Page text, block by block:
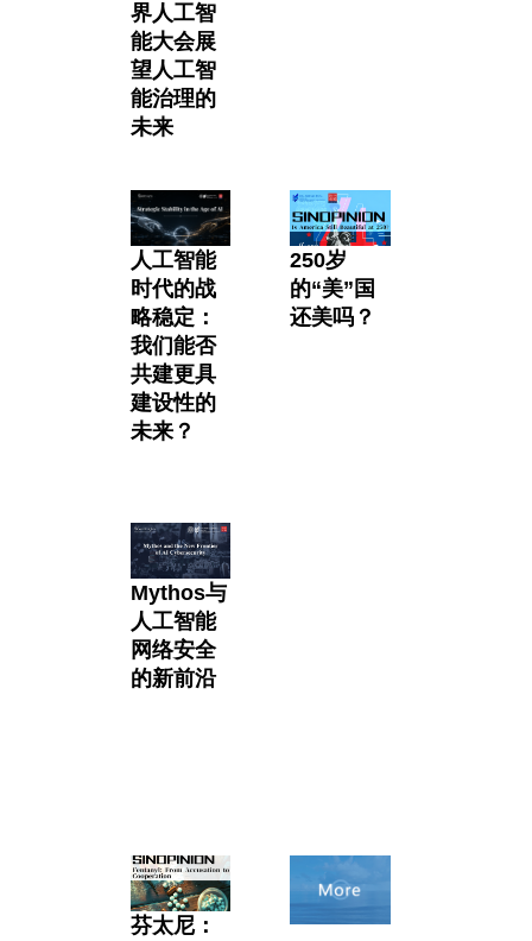
界人工智
能大会展
望人工智
能治理的
未来
人工智能
时代的战
略稳定：
我们能否
共建更具
建设性的
未来？
250岁
的“美”国
还美吗？
Mythos与
人工智能
网络安全
的新前沿
芬太尼：